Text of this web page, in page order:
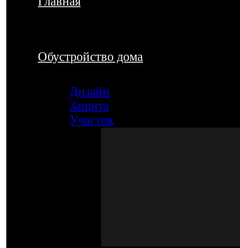
Обустройство дома
Дизайн
Защита
Участок